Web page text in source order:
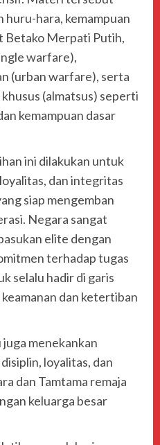
hara, kemampuan
Betako Merpati Putih,
warfare),
(urban warfare), serta
(almatsus) seperti
kemampuan dasar
ini dilakukan untuk
dan integritas
siap mengemban
Negara sangat
elite dengan
terhadap tugas
selalu hadir di garis
dan ketertiban
menekankan
loyalitas, dan
dan Tamtama remaja
keluarga besar